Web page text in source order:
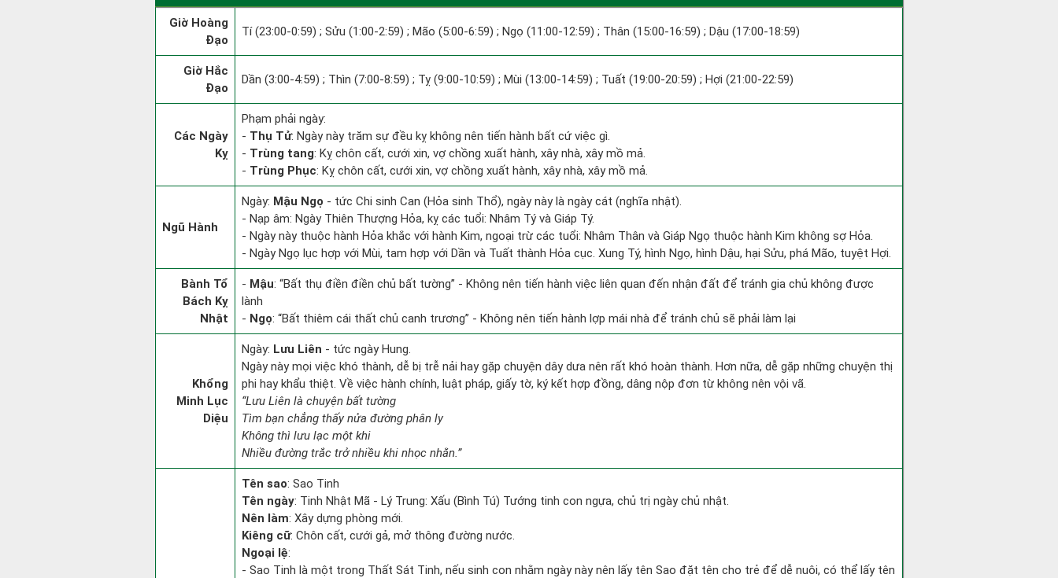
Giờ Hoàng
Đạo
Tí (23:00-0:59) ; Sửu (1:00-2:59) ; Mão (5:00-6:59) ; Ngọ (11:00-12:59) ; Thân (15:00-16:59) ; Dậu (17:00-18:59)
Giờ Hắc
Đạo
Dần (3:00-4:59) ; Thìn (7:00-8:59) ; Tỵ (9:00-10:59) ; Mùi (13:00-14:59) ; Tuất (19:00-20:59) ; Hợi (21:00-22:59)
Các Ngày
Kỵ
Phạm phải ngày:
- Thụ Tử: Ngày này trăm sự đều kỵ không nên tiến hành bất cứ việc gì.
- Trùng tang: Kỵ chôn cất, cưới xin, vợ chồng xuất hành, xây nhà, xây mồ mả.
- Trùng Phục: Kỵ chôn cất, cưới xin, vợ chồng xuất hành, xây nhà, xây mồ mả.
Ngũ Hành
Ngày: Mậu Ngọ - tức Chi sinh Can (Hỏa sinh Thổ), ngày này là ngày cát (nghĩa nhật).
- Nạp âm: Ngày Thiên Thượng Hỏa, kỵ các tuổi: Nhâm Tý và Giáp Tý.
- Ngày này thuộc hành Hỏa khắc với hành Kim, ngoại trừ các tuổi: Nhâm Thân và Giáp Ngọ thuộc hành Kim không sợ Hỏa.
- Ngày Ngọ lục hợp với Mùi, tam hợp với Dần và Tuất thành Hỏa cục. Xung Tý, hình Ngọ, hình Dậu, hại Sửu, phá Mão, tuyệt Hợi.
Bành Tổ
Bách Kỵ
Nhật
- Mậu: “Bất thụ điền điền chủ bất tường” - Không nên tiến hành việc liên quan đến nhận đất để tránh gia chủ không được
lành
- Ngọ: “Bất thiêm cái thất chủ canh trương” - Không nên tiến hành lợp mái nhà để tránh chủ sẽ phải làm lại
Khổng
Minh Lục
Diệu
Ngày: Lưu Liên - tức ngày Hung.
Ngày này mọi việc khó thành, dễ bị trễ nải hay gặp chuyện dây dưa nên rất khó hoàn thành. Hơn nữa, dễ gặp những chuyện thị
phi hay khẩu thiệt. Về việc hành chính, luật pháp, giấy tờ, ký kết hợp đồng, dâng nộp đơn từ không nên vội vã.
“Lưu Liên là chuyện bất tường
Tìm bạn chẳng thấy nửa đường phân ly
Không thì lưu lạc một khi
Nhiều đường trắc trở nhiều khi nhọc nhằn.”
Tên sao: Sao Tinh
Tên ngày: Tinh Nhật Mã - Lý Trung: Xấu (Bình Tú) Tướng tinh con ngựa, chủ trị ngày chủ nhật.
Nên làm: Xây dựng phòng mới.
Kiêng cữ: Chôn cất, cưới gả, mở thông đường nước.
Ngoại lệ:
- Sao Tinh là một trong Thất Sát Tinh, nếu sinh con nhằm ngày này nên lấy tên Sao đặt tên cho trẻ để dễ nuôi, có thể lấy tên